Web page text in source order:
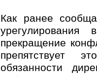
Как ранее
прекращение
препятствует
обязанности